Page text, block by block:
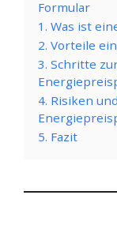
Formular
1. Was ist
2. Vorteile
3. Schritte
4. Risiken
5. Fazit